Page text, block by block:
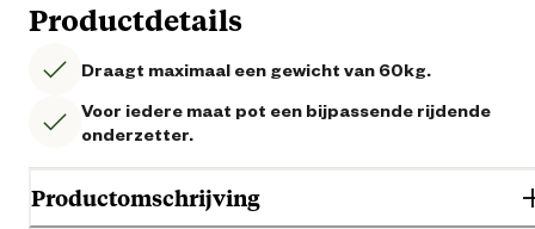
Productdetails
Draagt maximaal een gewicht van 60kg.
Voor iedere maat pot een bijpassende rijdende
onderzetter.
Productomschrijving